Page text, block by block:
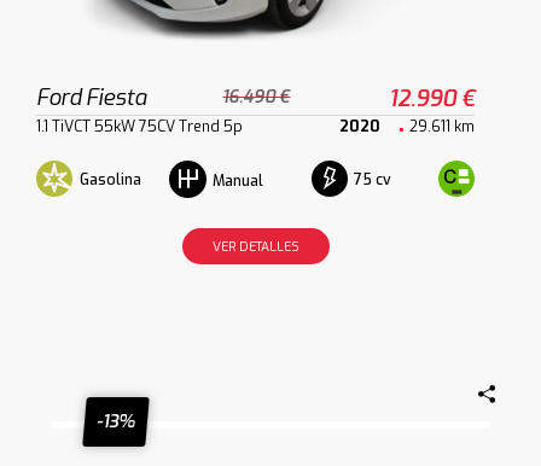
Ford Fiesta 16.490 € 12.990 €
1.1 TiVCT 55kW 75CV Trend 5p 2020 29.611 km
Gasolina Manual 75 cv
VER DETALLES
-13%